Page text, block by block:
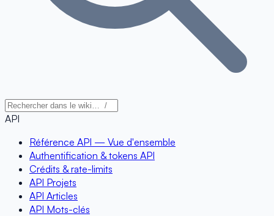
API
Référence API — Vue d'ensemble
Authentification & tokens API
Crédits & rate-limits
API Projets
API Articles
API Mots-clés